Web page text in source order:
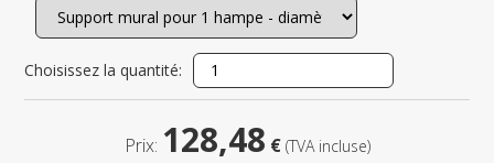
Choisissez la quantité:
Prix: 128,48 € (TVA incluse)